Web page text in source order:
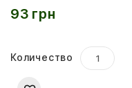
93 грн
Количество